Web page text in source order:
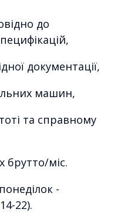
до
документації,
машин,
та справному
брутто/міс.
-
22).